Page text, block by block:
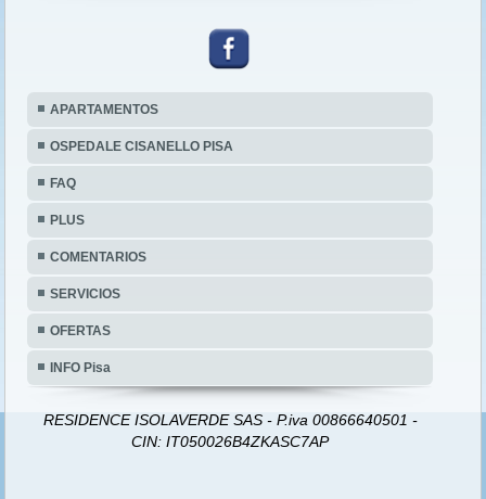
APARTAMENTOS
OSPEDALE CISANELLO PISA
FAQ
PLUS
COMENTARIOS
SERVICIOS
OFERTAS
INFO Pisa
RESIDENCE ISOLAVERDE SAS - P.iva 00866640501 -
CIN: IT050026B4ZKASC7AP